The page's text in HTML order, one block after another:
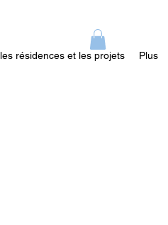
résidences et les projets Plus